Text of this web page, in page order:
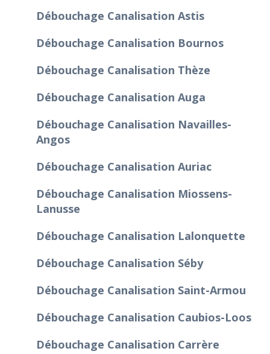
Débouchage Canalisation Astis
Débouchage Canalisation Bournos
Débouchage Canalisation Thèze
Débouchage Canalisation Auga
Débouchage Canalisation Navailles-
Angos
Débouchage Canalisation Auriac
Débouchage Canalisation Miossens-
Lanusse
Débouchage Canalisation Lalonquette
Débouchage Canalisation Séby
Débouchage Canalisation Saint-Armou
Débouchage Canalisation Caubios-Loos
Débouchage Canalisation Carrère